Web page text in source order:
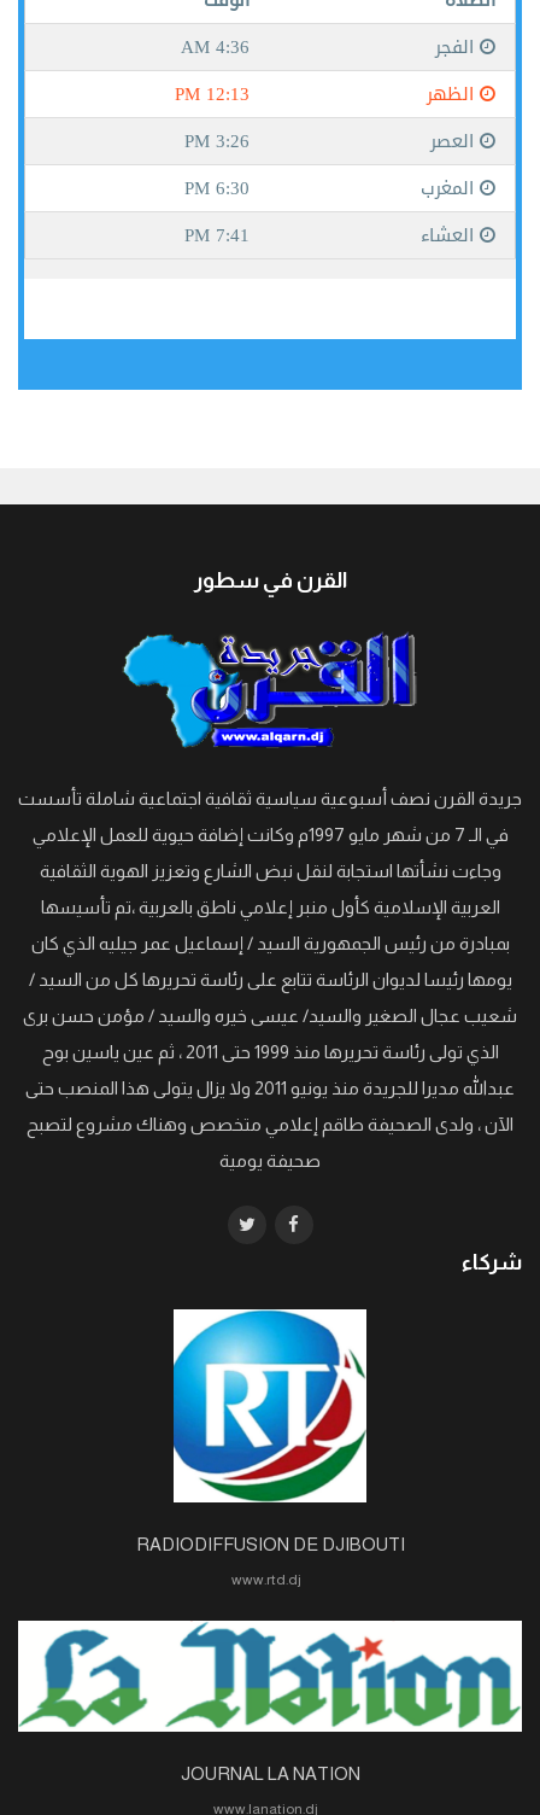
القرن في سطور
جريدة القرن نصف أسبوعية سياسية ثقافية اجتماعية شاملة تأسست
في الـ 7 من شهر مايو 1997م وكانت إضافة حيوية للعمل الإعلامي
وجاءت نشأتها استجابة لنقل نبض الشارع وتعزيز الهوية الثقافية
العربية الإسلامية كأول منبر إعلامي ناطق بالعربية ،تم تأسيسها
بمبادرة من رئيس الجمهورية السيد / إسماعيل عمر جيليه الذي كان
يومها رئيسا لديوان الرئاسة تتابع على رئاسة تحريرها كل من السيد /
شعيب عجال الصغير والسيد/ عيسى خيره والسيد / مؤمن حسن برى
الذي تولى رئاسة تحريرها منذ 1999 حتى 2011 ، ثم عين ياسين بوح
عبدالله مديرا للجريدة منذ يونيو 2011 ولا يزال يتولى هذا المنصب حتى
الآن ، ولدى الصحيفة طاقم إعلامي متخصص وهناك مشروع لتصبح
صحيفة يومية
شركاء
RADIODIFFUSION DE DJIBOUTI
JOURNAL LA NATION